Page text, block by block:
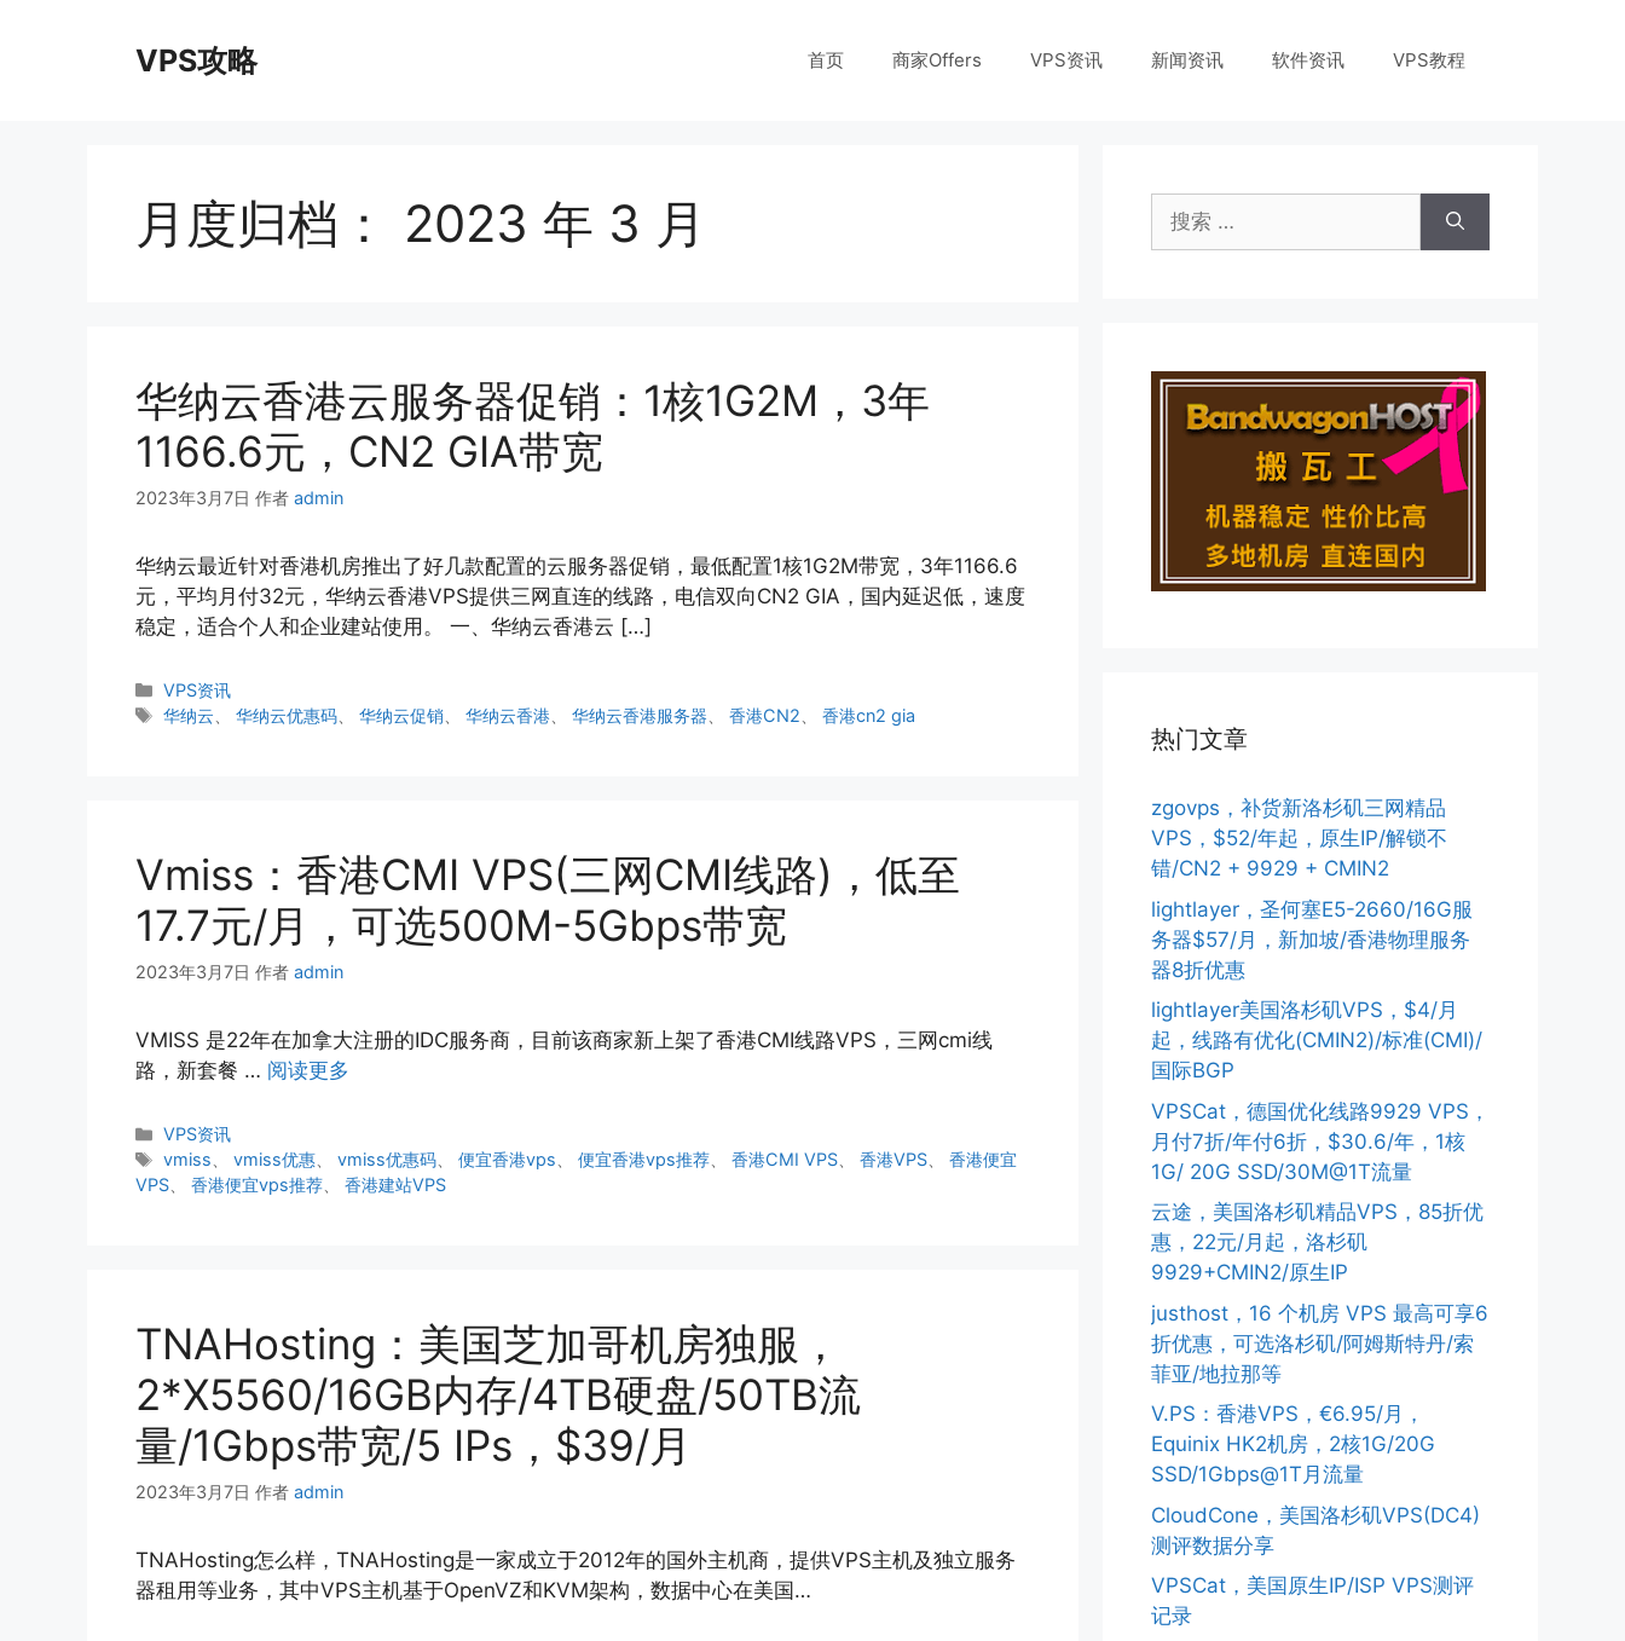
VPS攻略 首页 商家Offers VPS资讯 新闻资讯 软件资讯 VPS教程
月度归档： 2023 年 3 月
华纳云香港云服务器促销：1核1G2M，3年
1166.6元，CN2 GIA带宽
2023年3月7日 作者 admin
华纳云最近针对香港机房推出了好几款配置的云服务器促销，最低配置1核1G2M带宽，3年1166.6
元，平均月付32元，华纳云香港VPS提供三网直连的线路，电信双向CN2 GIA，国内延迟低，速度
稳定，适合个人和企业建站使用。 一、华纳云香港云 […]
分
类
VPS资讯
标
华纳云 、华纳云优惠码 、华纳云促销 、华纳云香港 、华纳云香港服务器 、香港CN2 、香港cn2 gia
Vmiss：香港CMI VPS(三网CMI线路)，低至
17.7元/月，可选500M-5Gbps带宽
2023年3月7日 作者 admin
VMISS 是22年在加拿大注册的IDC服务商，目前该商家新上架了香港CMI线路VPS，三网cmi线
路，新套餐 … 阅读更多
分
类
VPS资讯
标
签
vmiss 、vmiss优惠 、vmiss优惠码 、便宜香港vps 、便宜香港vps推荐 、香港CMI VPS 、香港VPS 、香港便宜
VPS
香港便宜vps推荐 香港建站VPS
TNAHosting：美国芝加哥机房独服，
2*X5560/16GB内存/4TB硬盘/50TB流
量/1Gbps带宽/5 IPs，$39/月
2023年3月7日 作者 admin
TNAHosting怎么样，TNAHosting是一家成立于2012年的国外主机商，提供VPS主机及独立服务
器租用等业务，其中VPS主机基于OpenVZ和KVM架构，数据中心在美国…
索：
热门文章
zgovps，补货新洛杉矶三网精品
VPS，$52/年起，原生IP/解锁不
错/CN2 + 9929 + CMIN2
lightlayer，圣何塞E5-2660/16G服
务器$57/月，新加坡/香港物理服务
器8折优惠
lightlayer美国洛杉矶VPS，$4/月
起，线路有优化(CMIN2)/标准(CMI)/
国际BGP
VPSCat，德国优化线路9929 VPS，
月付7折/年付6折，$30.6/年，1核
1G/ 20G SSD/30M@1T流量
云途，美国洛杉矶精品VPS，85折优
惠，22元/月起，洛杉矶
9929+CMIN2/原生IP
justhost，16 个机房 VPS 最高可享6
折优惠，可选洛杉矶/阿姆斯特丹/索
菲亚/地拉那等
V.PS：香港VPS，€6.95/月，
Equinix HK2机房，2核1G/20G
SSD/1Gbps@1T月流量
CloudCone，美国洛杉矶VPS(DC4)
测评数据分享
VPSCat，美国原生IP/ISP VPS测评
记录